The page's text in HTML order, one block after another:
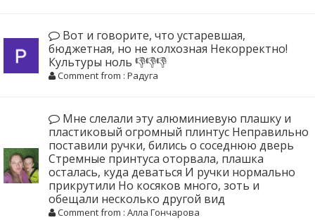
Вот и говорите, что устаревшая,
бюджетная, но не колхозная Некорректно!
Культуры ноль 👎👎👎
Comment from : Радуга
Мне слелали эту алюминиевую плашку и
пластиковый огромный плинтус Неправильно
поставили ручки, бились о соседнюю дверь
Стремные принтуса оторвала, плашка
осталась, куда деваться И ручки нормально
прикрутили Но косяков много, зоть и
обещали несколько другой вид
Comment from : Алла Гончарова